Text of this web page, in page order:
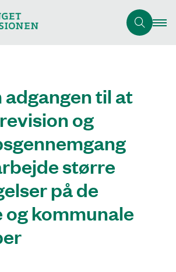
til at
og
større
på de
og kommunale